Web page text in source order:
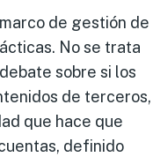
de gestión de
No se trata
sobre si los
de terceros,
que hace que
definido